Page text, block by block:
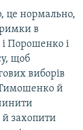
це нормально,
в
Порошенко і
щоб
виборів
Тимошенко й
й захопити